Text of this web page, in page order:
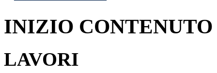
INIZIO CONTENUTO
LAVORI